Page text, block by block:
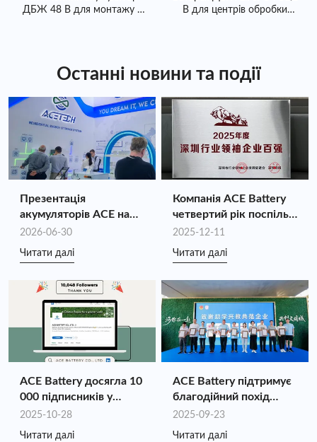
розрахованими на тривале використання.
ДБЖ 48 В для монтажу в
В для центрів обробки
Останні новини та події
Презентація
акумуляторів ACE на
виставці Intersolar
Забезпечення цінності
зберігання енергії
завдяки синергії
повного ланцюга
2026-06-30
Читати далі
Компанія ACE Battery
четвертий рік поспіль
входить до списку 100
галузі Шеньчженя
2025-12-11
Читати далі
ACE Battery досягла 10
000 підписників у
LinkedIn!
2025-10-28
Читати далі
ACE Battery підтримує
благодійний похід
«Молодіжна допомога
та запалювання
2025-09-23
Читати далі